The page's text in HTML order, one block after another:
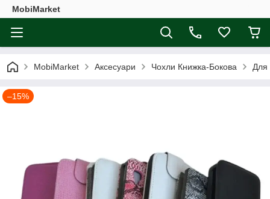
MobiMarket
MobiMarket Аксесуари Чохли Книжка-Бокова Для
–15%